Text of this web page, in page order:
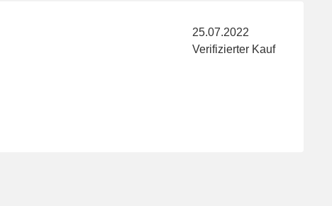
25.07.2022
Verifizierter Kauf